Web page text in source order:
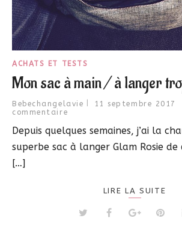
ACHATS ET TESTS
Mon sac à main / à langer
Bebechangelavie 11 septembre 2017
commentaire
Depuis quelques semaines, j’ai la
superbe sac à langer Glam Rosie de
[…]
LIRE LA SUITE